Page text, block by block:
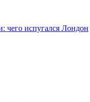
чего испугался Лондон